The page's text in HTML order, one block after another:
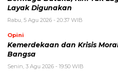
Layak Digunakan
Rabu, 5 Agu 2026 - 20:37 WIB
Opini
Kemerdekaan dan Krisis
Bangsa
Senin, 3 Agu 2026 - 19:50 WIB